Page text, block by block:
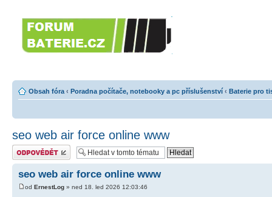
Obsah fóra ‹ Poradna počítače, notebooky a pc příslušenství ‹ Baterie pro
seo web air force online www
Odeslat odpověď
seo web air force online www
od ErnestLog » ned 18. led 2026 12:03:46